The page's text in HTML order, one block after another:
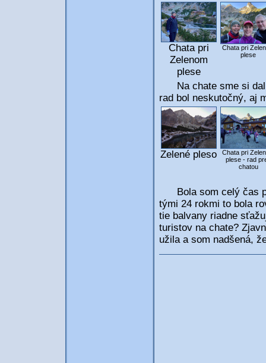
Chata pri
Zelenom
plese
Chata pri
plese
Na chate sme si dali
rad bol neskutočný, aj
Zelené pleso
Chata pri
plese - rad
chatou
Bola som celý čas
tými 24 rokmi to bola
tie balvany riadne
turistov na chate?
užila a som nadšená,